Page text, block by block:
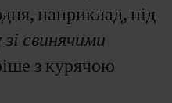
наприклад, під
зі свинячими
з курячою